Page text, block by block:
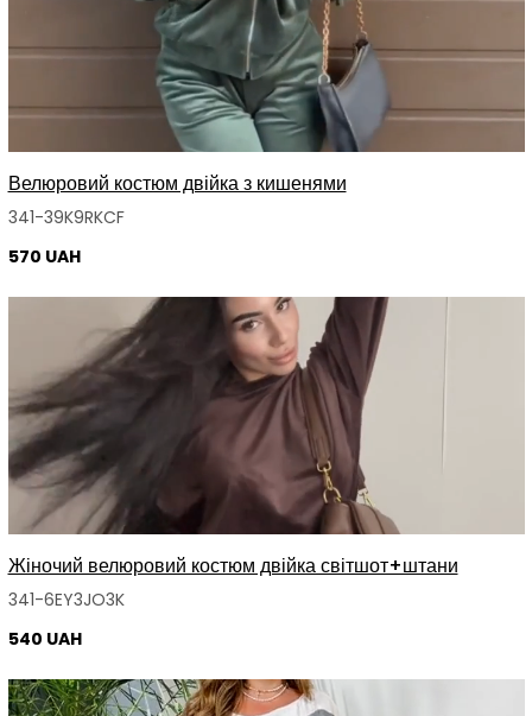
Велюровий костюм двійка з кишенями
341-39K9RKCF
570 UAH
Жіночий велюровий костюм двійка світшот+штани
341-6EY3JO3K
540 UAH